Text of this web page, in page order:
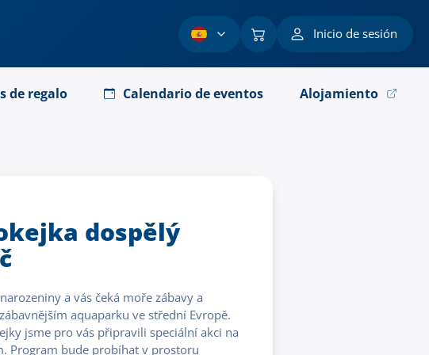
Inicio de sesión
de regalo Calendario de eventos Alojamiento
dospělý
a vás čeká moře zábavy a
aquaparku ve střední Evropě.
jsme pro vás připravili speciální akci na
Program bude probíhat v prostoru